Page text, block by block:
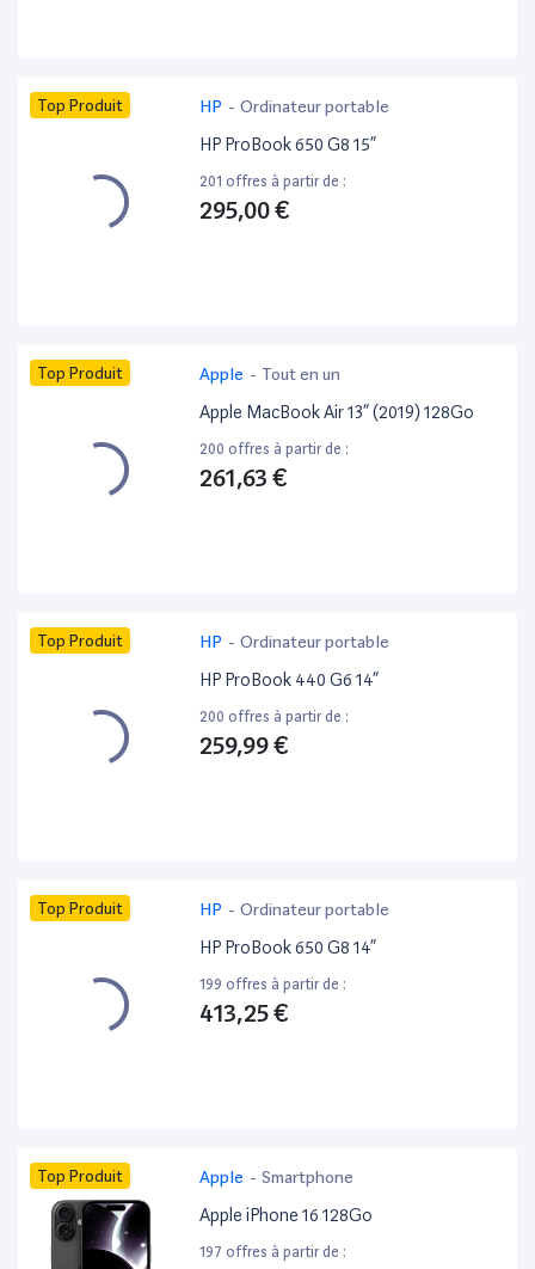
Top Produit HP - Ordinateur portable
HP ProBook 650 G8 15”
201 offres à partir de :
295,00 €
Top Produit Apple - Tout en un
Apple MacBook Air 13” (2019) 128Go
200 offres à partir de :
261,63 €
Top Produit HP - Ordinateur portable
HP ProBook 440 G6 14”
200 offres à partir de :
259,99 €
Top Produit HP - Ordinateur portable
HP ProBook 650 G8 14”
199 offres à partir de :
413,25 €
Top Produit Apple - Smartphone
Apple iPhone 16 128Go
197 offres à partir de :